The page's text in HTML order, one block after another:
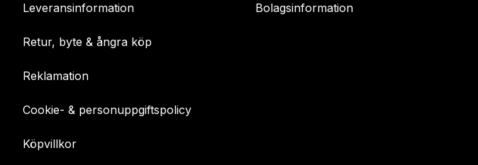
Leveransinformation
Retur, byte & ångra köp
Reklamation
Cookie- & personuppgiftspolicy
Köpvillkor
Bolagsinformation